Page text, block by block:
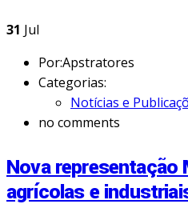
31 Jul
Por:Apstratores
Categorias:
Notícias e
no comments
Nova representação
agrícolas e